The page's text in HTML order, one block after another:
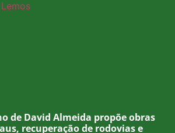
de David Almeida propõe obras
recuperação de rodovias e